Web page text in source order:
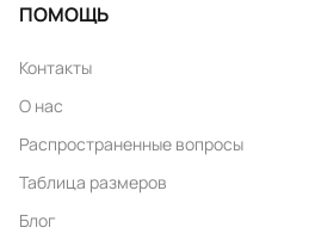
ПОМОЩЬ
Контакты
О нас
Распространенные вопросы
Таблица размеров
Блог